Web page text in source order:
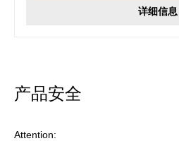
详细信息
产品安全
Attention: